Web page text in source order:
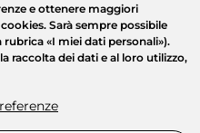
e ottenere maggiori
Sarà sempre possibile
«I miei dati personali»).
raccolta dei dati e al loro utilizzo,